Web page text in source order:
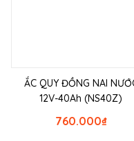
ẮC QUY ĐỒNG NAI
12V-40Ah (NS40Z)
₫
760.000